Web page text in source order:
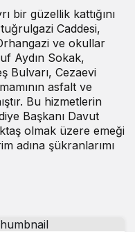
bir güzellik kattığını
Caddesi,
ve okullar
Aydın Sokak,
Bulvarı, Cezaevi
asfalt ve
Bu hizmetlerin
Başkanı Davut
olmak üzere emeği
adına şükranlarımı